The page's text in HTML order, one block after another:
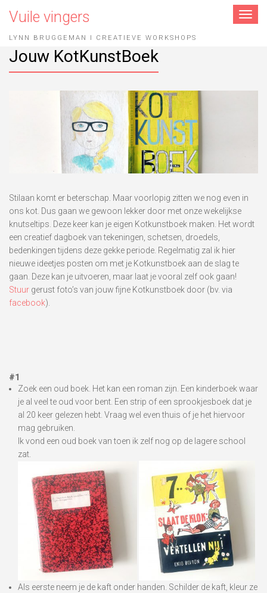
Toggle
Vuile vingers
LYNN BRUGGEMAN I CREATIEVE WORKSHOPS
Jouw KotKunstBoek
Stilaan komt er beterschap. Maar voorlopig zitten we nog even in
ons kot. Dus gaan we gewoon lekker door met onze wekelijkse
knutseltips. Deze keer kan je eigen Kotkunstboek maken. Het wordt
een creatief dagboek van tekeningen, schetsen, droedels,
bedenkingen tijdens deze gekke periode. Regelmatig zal ik hier
nieuwe ideetjes posten om met je Kotkunstboek aan de slag te
gaan. Deze kan je uitvoeren, maar laat je vooral zelf ook gaan!
Stuur gerust foto’s van jouw fijne Kotkunstboek door (bv. via
facebook).
#1
Zoek een oud boek. Het kan een roman zijn. Een kinderboek waar
je al veel te oud voor bent. Een strip of een sprookjesboek dat je
al 20 keer gelezen hebt. Vraag wel even thuis of je het hiervoor
mag gebruiken.
Ik vond een oud boek van toen ik zelf nog op de lagere school
zat.
Als eerste neem je de kaft onder handen. Schilder de kaft, kleur ze